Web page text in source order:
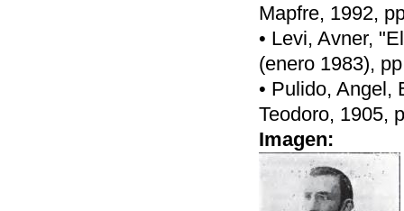
Mapfre, 1992,
• Levi, Avner,
(enero 1983),
• Pulido, Angel,
Teodoro, 1905,
Imagen: